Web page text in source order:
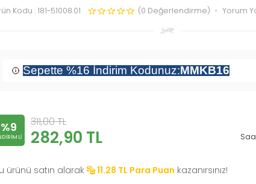
Kodu : 181-51008.01 (0 Değerlendirme) Yorum
Sepette %16 İndirim Kodunuz:MMKB16
%9 311,00TL
282,90 TL
ürünü satın alarak 11.28 TL Para Puan kazanırsınız!